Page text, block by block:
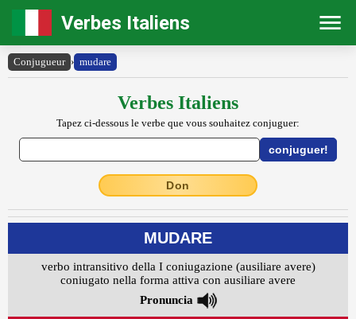
Verbes Italiens
Conjugueur › mudare
Verbes Italiens
Tapez ci-dessous le verbe que vous souhaitez conjuguer:
Don
MUDARE
verbo intransitivo della I coniugazione (ausiliare avere)
coniugato nella forma attiva con ausiliare avere
Pronuncia